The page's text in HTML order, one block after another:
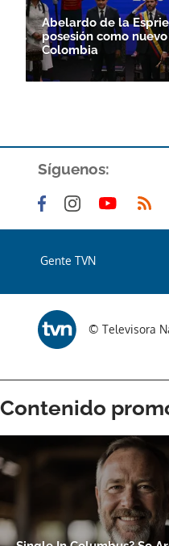
Abelardo de la
posesión como
Colombia
Síguenos:
Gente TVN
© Televisora